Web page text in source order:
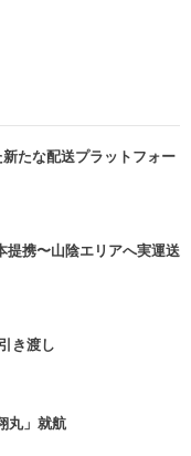
たな配送プラットフォー
携〜山陰エリアへ実運送
き渡し
丸」就航